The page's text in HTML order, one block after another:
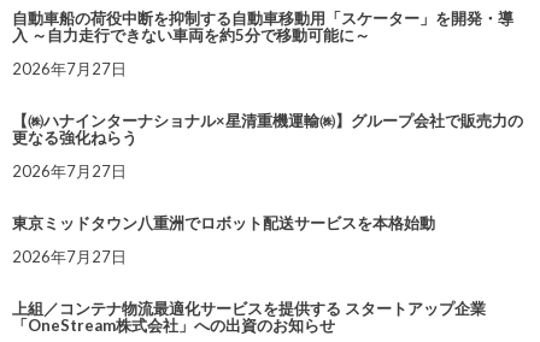
自動車船の荷役中断を抑制する自動車移動用「スケーター」を開発・導
入 ～自力走行できない車両を約5分で移動可能に～
2026年7月27日
【㈱ハナインターナショナル×星清重機運輸㈱】グループ会社で販売力の
更なる強化ねらう
2026年7月27日
東京ミッドタウン八重洲でロボット配送サービスを本格始動
2026年7月27日
上組／コンテナ物流最適化サービスを提供する スタートアップ企業
「OneStream株式会社」への出資のお知らせ